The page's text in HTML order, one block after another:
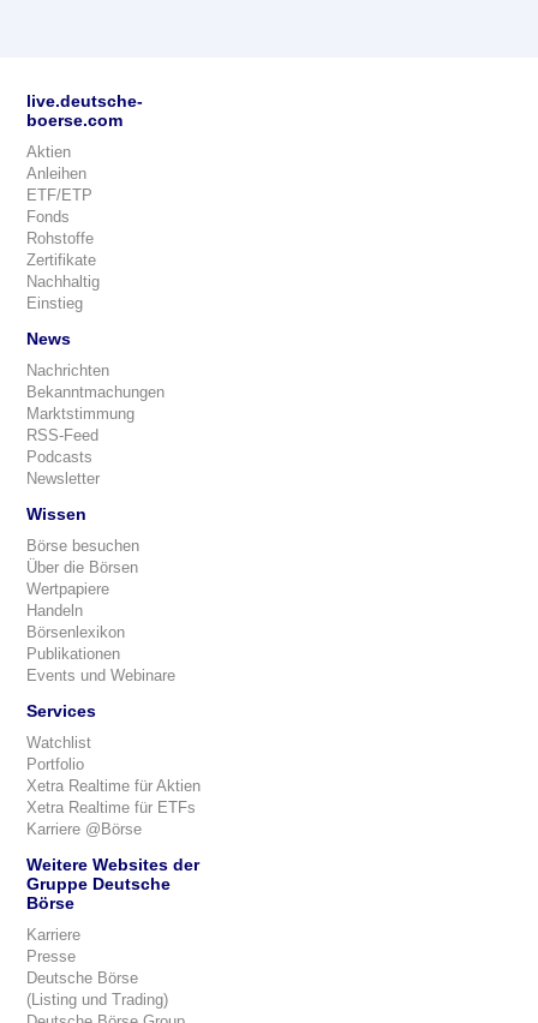
live.deutsche-
boerse.com
Aktien
Anleihen
ETF/ETP
Fonds
Rohstoffe
Zertifikate
Nachhaltig
Einstieg
News
Nachrichten
Bekanntmachungen
Marktstimmung
RSS-Feed
Podcasts
Newsletter
Wissen
Börse besuchen
Über die Börsen
Wertpapiere
Handeln
Börsenlexikon
Publikationen
Events und Webinare
Services
Watchlist
Portfolio
Xetra Realtime für Aktien
Xetra Realtime für ETFs
Karriere @Börse
Weitere Websites der
Gruppe Deutsche
Börse
Karriere
Presse
Deutsche Börse
(Listing und Trading)